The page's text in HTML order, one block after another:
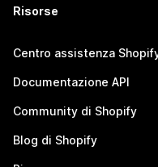
Risorse
Centro assistenza
Documentazione API
Community di Shopify
Blog di Shopify